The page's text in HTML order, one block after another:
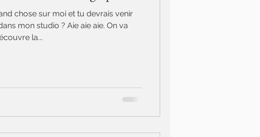
chose sur moi et tu devrais venir
mon studio ? Aie aie aie. On va
la...